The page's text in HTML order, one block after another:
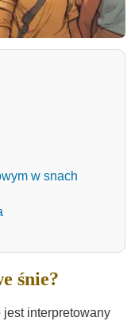
w snach
śnie?
jest interpretowany